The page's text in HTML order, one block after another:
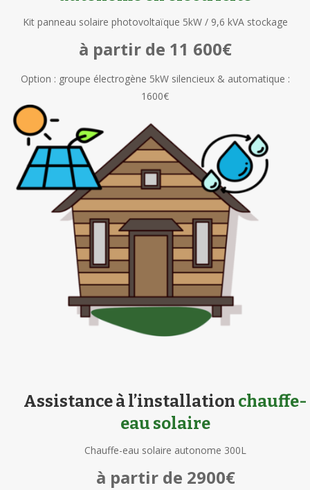
Kit panneau solaire photovoltaïque 5kW / 9,6 kVA stockage
à partir de 11 600€
Option : groupe électrogène 5kW silencieux & automatique :
1600€
Assistance à l’installation chauffe-
eau solaire
Chauffe-eau solaire autonome 300L
à partir de 2900€